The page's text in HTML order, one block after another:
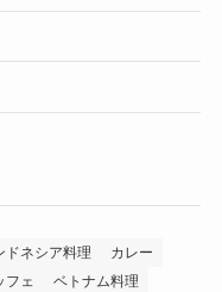
ドネシア料理
カレー
フェ
ベトナム料理